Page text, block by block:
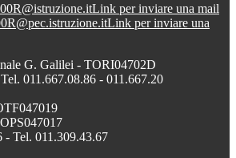
Link per inviare una mail
Link per inviare una
G. Galilei - TORI04702D
011.667.08.86 - 011.667.20
- Tel. 011.309.43.67